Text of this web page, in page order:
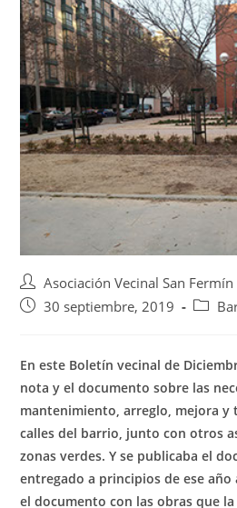
Asociación Vecinal San Fermín
30 septiembre, 2019
En este Boletín vecinal de
nota y el documento sobre las
mantenimiento, arreglo, mejora y
calles del barrio, junto con otros
zonas verdes. Y se publicaba el
entregado a principios de ese año
el documento con las obras que